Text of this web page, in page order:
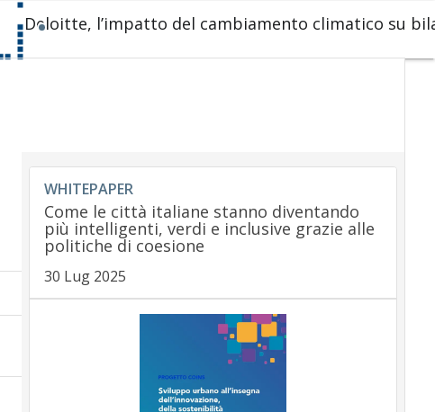
Deloitte, l’impatto del cambiamento climatico su
WHITEPAPER
Come le città italiane stanno diventando
più intelligenti, verdi e inclusive grazie alle
politiche di coesione
30 Lug 2025